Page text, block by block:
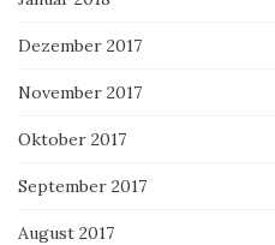
Dezember 2017
November 2017
Oktober 2017
September 2017
August 2017